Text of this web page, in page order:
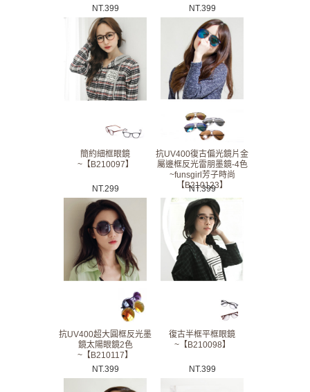
NT.399
NT.399
簡約細框眼鏡
~【B210097】
NT.299
抗UV400復古偏光鏡片金
屬邊框反光雷朋墨鏡-4色
~funsgirl芳子時尚
【B210123】
NT.399
抗UV400超大圓框反光墨
鏡太陽眼鏡2色
~【B210117】
NT.399
復古半框平框眼鏡
~【B210098】
NT.399